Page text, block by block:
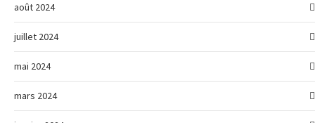
août 2024
juillet 2024
mai 2024
mars 2024